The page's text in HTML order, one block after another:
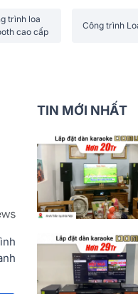
trình loa
cao cấp
Công trình
TIN MỚI NHẤT